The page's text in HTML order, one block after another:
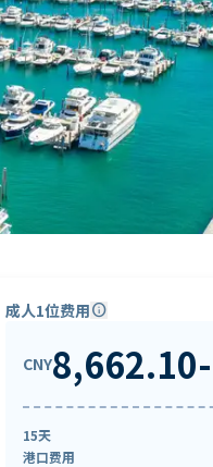
成人1位费用info
CNY8,662.10-
15天
港口费用